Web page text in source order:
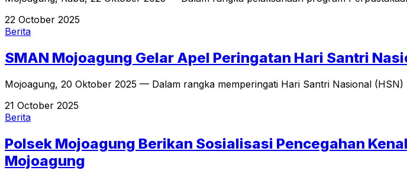
22 October 2025
Berita
SMAN Mojoagung Gelar Apel Peringatan Hari Santri
Mojoagung, 20 Oktober 2025 — Dalam rangka memperingati Hari Santri Nasional
21 October 2025
Berita
Polsek Mojoagung Berikan Sosialisasi Pencegahan
Mojoagung